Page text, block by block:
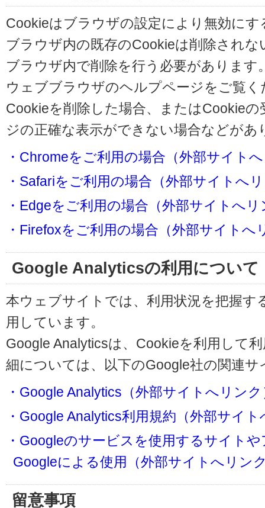
Cookieはブラウザの設定により無効に
ブラウザ内の既存のCookieは削除され
ブラウザ内で削除を行う必要があります
ウェブブラウザのヘルプページをご覧く
Cookieを削除した場合、またはCookie
ジの正確な表示ができない場合などが
・Chromeをご利用の場合（外部サイト
・Safariをご利用の場合（外部サイトへ
・Edgeをご利用の場合（外部サイトへリ
・Firefoxをご利用の場合（外部サイトへ
Google Analyticsの利用について
本ウェブサイトでは、利用状況を把握す
用しています。
Google Analyticsは、Cookieを利用して
細については、以下のGoogle社の関連
・Google Analytics（外部サイトへリンク
・Google Analytics利用規約（外部サイ
・Googleのサービスを使用するサイト
Googleによる使用（外部サイトへリン
留意事項